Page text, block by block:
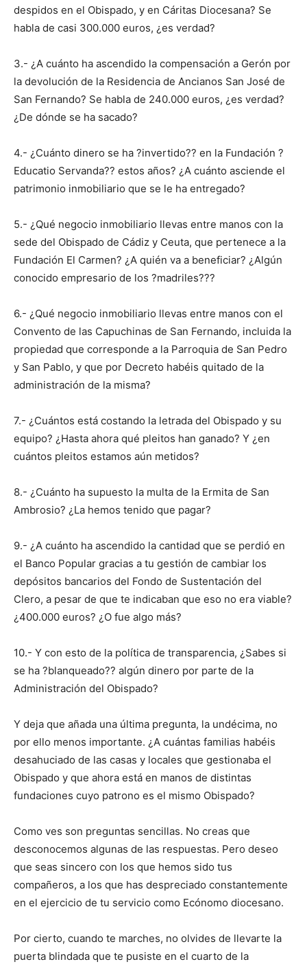
despidos en el Obispado, y en Cáritas Diocesana? Se
habla de casi 300.000 euros, ¿es verdad?
3.- ¿A cuánto ha ascendido la compensación a Gerón por
la devolución de la Residencia de Ancianos San José de
San Fernando? Se habla de 240.000 euros, ¿es verdad?
¿De dónde se ha sacado?
4.- ¿Cuánto dinero se ha ?invertido?? en la Fundación ?
Educatio Servanda?? estos años? ¿A cuánto asciende el
patrimonio inmobiliario que se le ha entregado?
5.- ¿Qué negocio inmobiliario llevas entre manos con la
sede del Obispado de Cádiz y Ceuta, que pertenece a la
Fundación El Carmen? ¿A quién va a beneficiar? ¿Algún
conocido empresario de los ?madriles???
6.- ¿Qué negocio inmobiliario llevas entre manos con el
Convento de las Capuchinas de San Fernando, incluida la
propiedad que corresponde a la Parroquia de San Pedro
y San Pablo, y que por Decreto habéis quitado de la
administración de la misma?
7.- ¿Cuántos está costando la letrada del Obispado y su
equipo? ¿Hasta ahora qué pleitos han ganado? Y ¿en
cuántos pleitos estamos aún metidos?
8.- ¿Cuánto ha supuesto la multa de la Ermita de San
Ambrosio? ¿La hemos tenido que pagar?
9.- ¿A cuánto ha ascendido la cantidad que se perdió en
el Banco Popular gracias a tu gestión de cambiar los
depósitos bancarios del Fondo de Sustentación del
Clero, a pesar de que te indicaban que eso no era viable?
¿400.000 euros? ¿O fue algo más?
10.- Y con esto de la política de transparencia, ¿Sabes si
se ha ?blanqueado?? algún dinero por parte de la
Administración del Obispado?
Y deja que añada una última pregunta, la undécima, no
por ello menos importante. ¿A cuántas familias habéis
desahuciado de las casas y locales que gestionaba el
Obispado y que ahora está en manos de distintas
fundaciones cuyo patrono es el mismo Obispado?
Como ves son preguntas sencillas. No creas que
desconocemos algunas de las respuestas. Pero deseo
que seas sincero con los que hemos sido tus
compañeros, a los que has despreciado constantemente
en el ejercicio de tu servicio como Ecónomo diocesano.
Por cierto, cuando te marches, no olvides de llevarte la
puerta blindada que te pusiste en el cuarto de la